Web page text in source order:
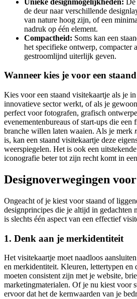
de deur naar verschillende
van nature hoog zijn, of een
nadruk op één element.
Compactheid: Soms kan een
het specifieke ontwerp, compacter
gestroomlijnd uiterlijk geven.
Wanneer kies je voor een
Kies voor een staand visitekaartje als je
innovatieve sector werkt, of als je
perfect voor fotografen, grafisch
evenementenbureaus of start-ups die een
branche willen laten waaien. Als je merk
is, kan een staand visitekaartje deze
weerspiegelen. Het is ook een
iconografie beter tot zijn recht komt in
Designoverwegingen
Ongeacht of je kiest voor staand of
designprincipes die je altijd in gedachten
is slechts één aspect van een effectief
1. Denk aan je merkidentiteit
Het visitekaartje moet naadloos
en merkidentiteit. Kleuren, lettertypen en
moeten consistent zijn met je website,
marketingmaterialen. Of je nu kiest voor
ervoor dat het de kernwaarden van je